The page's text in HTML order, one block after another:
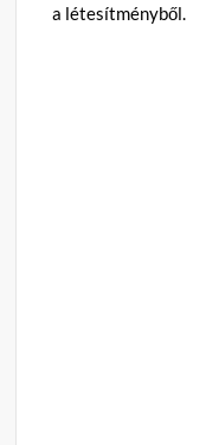
a létesítményből.